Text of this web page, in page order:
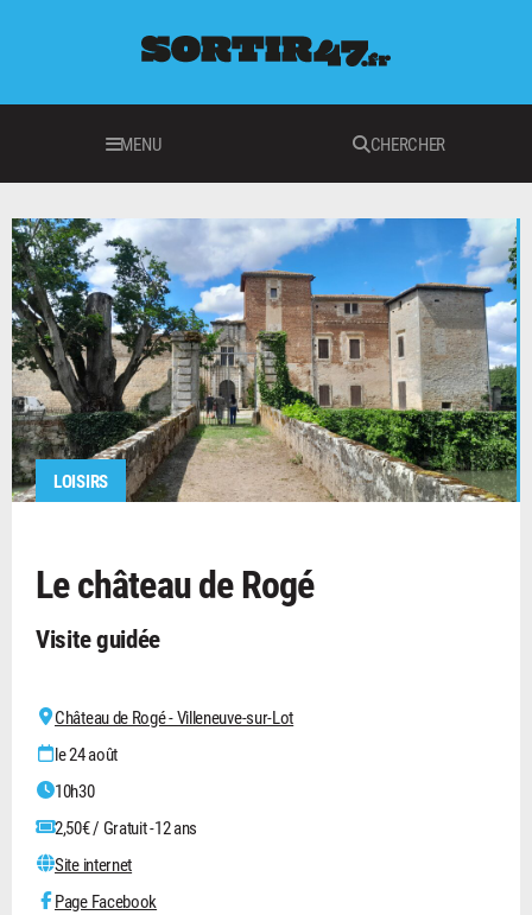
MENU CHERCHER
LOISIRS
Le château de Rogé
Visite guidée
Château de Rogé - Villeneuve-sur-Lot
le 24 août
10h30
2,50€ / Gratuit -12 ans
Site internet
Page Facebook